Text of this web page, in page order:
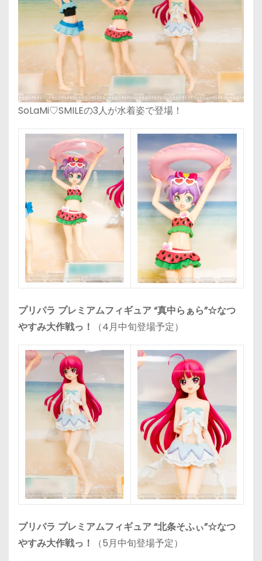
SoLaMi♡SMILEの3人が水着姿で登場！
プリパラ プレミアムフィギュア “真中らぁら”☆なつ
やすみ大作戦っ！
（4月中旬登場予定）
プリパラ プレミアムフィギュア “北条そふぃ”☆なつ
やすみ大作戦っ！
（5月中旬登場予定）